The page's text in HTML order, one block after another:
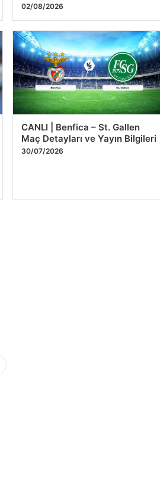
02/08/2026
CANLI | Benfica – St. Gallen
Maç Detayları ve Yayın Bilgileri
30/07/2026